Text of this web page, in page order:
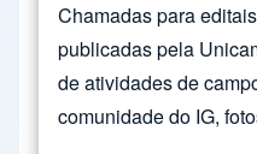
Chamadas para
publicadas pela
de atividades de
comunidade do IG,